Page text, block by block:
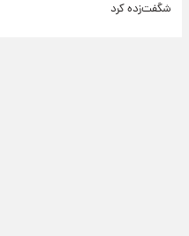
شگفت‌زده کرد